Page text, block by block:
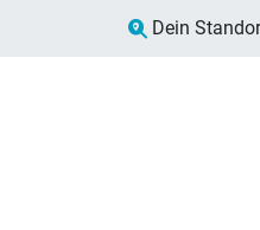
Dein